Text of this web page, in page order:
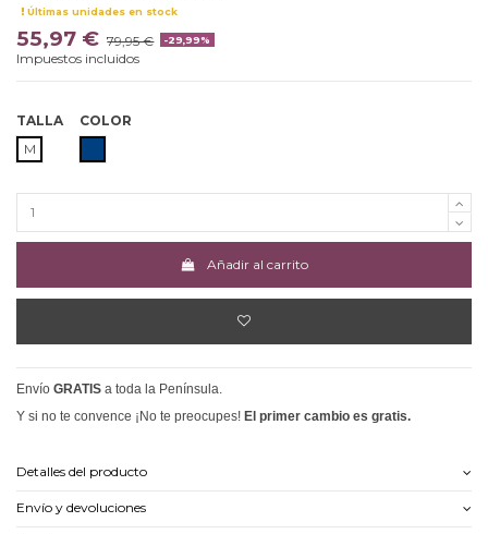
Últimas unidades en stock
55,97 € 79,95 € -29,99%
Impuestos incluidos
TALLA
M
COLOR
Añadir al carrito
Envío GRATIS a toda la Península.
Y si no te convence ¡No te preocupes! El primer cambio es gratis.
Detalles del producto
Envío y devoluciones